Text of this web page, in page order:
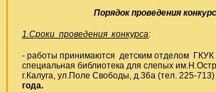
Порядок проведения
1.Сроки проведения конкурса:
- работы принимаются детским отделом ГКУК
специальная библиотека для слепых
г.Калуга, ул.Поле Свободы, д.36а (тел. 225-713)
года.